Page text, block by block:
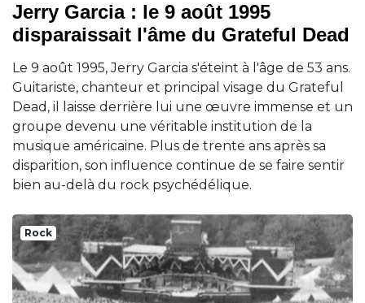
Jerry Garcia : le 9 août 1995
disparaissait l'âme du Grateful Dead
Le 9 août 1995, Jerry Garcia s'éteint à l'âge de 53 ans.
Guitariste, chanteur et principal visage du Grateful
Dead, il laisse derrière lui une œuvre immense et un
groupe devenu une véritable institution de la
musique américaine. Plus de trente ans après sa
disparition, son influence continue de se faire sentir
bien au-delà du rock psychédélique.
Rock